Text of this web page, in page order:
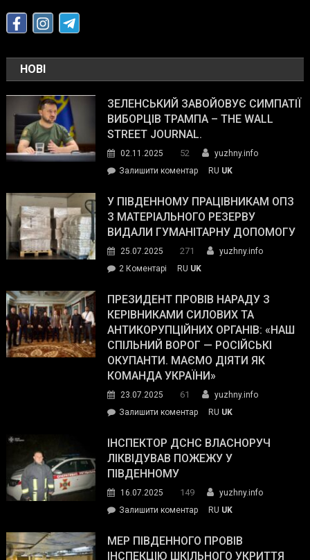
НОВІ
ЗЕЛЕНСЬКИЙ ЗАВОЙОВУЄ СИМПАТІЇ
ВИБОРЦІВ ТРАМПА – THE WALL
STREET JOURNAL.
02.11.2025 52
yuzhny.info
Залишити коментарon
завойовує
симпатії
виборців
The
Street
Journal.
RU UK
У ПІВДЕННОМУ ПРАЦІВНИКАМ ОПЗ
З МАТЕРІАЛЬНОГО РЕЗЕРВУ
ВИДАЛИ ГУМАНІТАРНУ ДОПОМОГУ
25.07.2025 271
yuzhny.info
2 Коментарі
Південному
працівникам
ОПЗ
з
матеріального
резерву
гуманітарну
допомогу
RU UK
ПРЕЗИДЕНТ ПРОВІВ НАРАДУ З
КЕРІВНИКАМИ СИЛОВИХ ТА
АНТИКОРУПЦІЙНИХ ОРГАНІВ: «НАШ
СПІЛЬНИЙ ВОРОГ — РОСІЙСЬКІ
ОКУПАНТИ. МАЄМО ДІЯТИ ЯК
КОМАНДА УКРАЇНИ»
23.07.2025 61
yuzhny.info
Залишити коментарon
провів
нараду
силових
та
органів:
«Наш
RU UK
ІНСПЕКТОР ДСНС ВЛАСНОРУЧ
ЛІКВІДУВАВ ПОЖЕЖУ У
ПІВДЕННОМУ
16.07.2025 149
yuzhny.info
Залишити коментарon
ДСНС
власноруч
RU UK
МЕР ПІВДЕННОГО ПРОВІВ
ІНСПЕКЦІЮ ШКІЛЬНОГО УКРИТТЯ